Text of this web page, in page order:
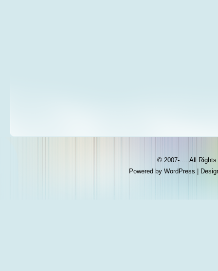
© 2007-…. All
Powered by WordPress |